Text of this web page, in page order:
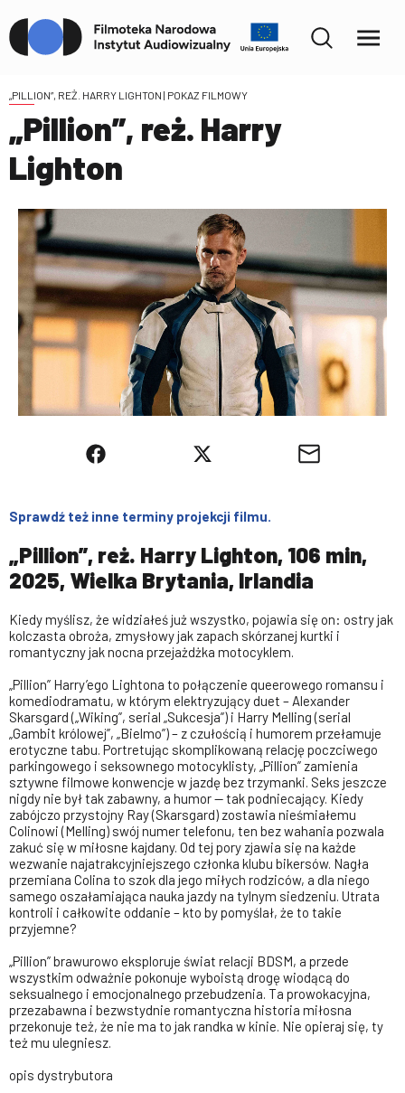
„PILLION”, REŻ. HARRY LIGHTON | POKAZ FILMOWY
„Pillion”, reż. Harry
Lighton
Sprawdź też inne terminy projekcji filmu.
„Pillion”, reż. Harry Lighton, 106 min,
2025, Wielka Brytania, Irlandia
Kiedy myślisz, że widziałeś już wszystko, pojawia się on: ostry jak
kolczasta obroża, zmysłowy jak zapach skórzanej kurtki i
romantyczny jak nocna przejażdżka motocyklem.
„Pillion” Harry’ego Lightona to połączenie queerowego romansu i
komediodramatu, w którym elektryzujący duet – Alexander
Skarsgard („Wiking”, serial „Sukcesja”) i Harry Melling (serial
„Gambit królowej”, „Bielmo”) – z czułością i humorem przełamuje
erotyczne tabu. Portretując skomplikowaną relację poczciwego
parkingowego i seksownego motocyklisty, „Pillion” zamienia
sztywne filmowe konwencje w jazdę bez trzymanki. Seks jeszcze
nigdy nie był tak zabawny, a humor — tak podniecający. Kiedy
zabójczo przystojny Ray (Skarsgard) zostawia nieśmiałemu
Colinowi (Melling) swój numer telefonu, ten bez wahania pozwala
zakuć się w miłosne kajdany. Od tej pory zjawia się na każde
wezwanie najatrakcyjniejszego członka klubu bikersów. Nagła
przemiana Colina to szok dla jego miłych rodziców, a dla niego
samego oszałamiająca nauka jazdy na tylnym siedzeniu. Utrata
kontroli i całkowite oddanie – kto by pomyślał, że to takie
przyjemne?
„Pillion” brawurowo eksploruje świat relacji BDSM, a przede
wszystkim odważnie pokonuje wyboistą drogę wiodącą do
seksualnego i emocjonalnego przebudzenia. Ta prowokacyjna,
przezabawna i bezwstydnie romantyczna historia miłosna
przekonuje też, że nie ma to jak randka w kinie. Nie opieraj się, ty
też mu ulegniesz.
opis dystrybutora